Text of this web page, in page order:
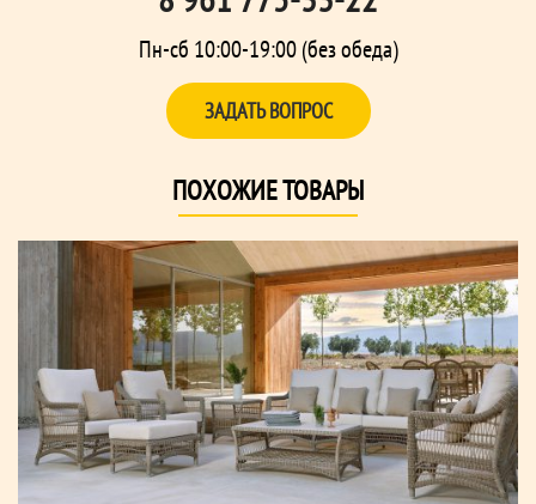
Пн-сб 10:00-19:00 (без обеда)
ЗАДАТЬ ВОПРОС
ПОХОЖИЕ ТОВАРЫ